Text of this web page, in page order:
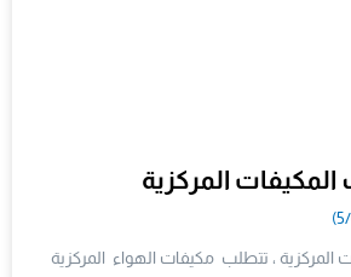
المركزية
، تتطلب مكيفات الهواء المركزية